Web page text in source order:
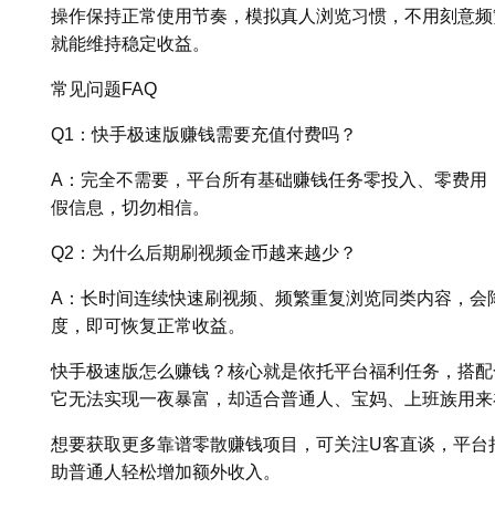
操作保持正常使用节奏，模拟真人浏览习惯，不用刻意
就能维持稳定收益。
常见问题FAQ
Q1：快手极速版赚钱需要充值付费吗？
A：完全不需要，平台所有基础赚钱任务零投入、零费
假信息，切勿相信。
Q2：为什么后期刷视频金币越来越少？
A：长时间连续快速刷视频、频繁重复浏览同类内容，
度，即可恢复正常收益。
快手极速版怎么赚钱？核心就是依托平台福利任务，搭
它无法实现一夜暴富，却适合普通人、宝妈、上班族用
想要获取更多靠谱零散赚钱项目，可关注U客直谈，平
助普通人轻松增加额外收入。